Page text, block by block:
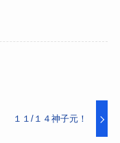
１１/１４神子元！